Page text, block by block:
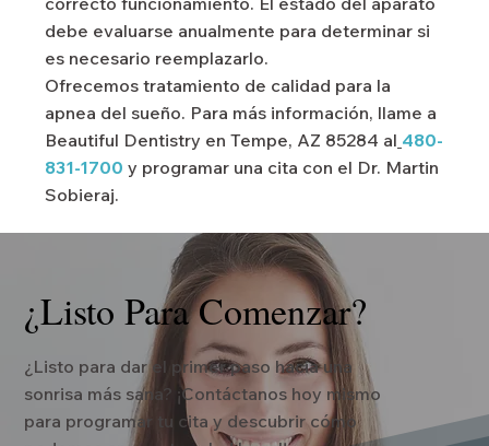
debe evaluarse anualmente para determinar si
es necesario reemplazarlo.
Ofrecemos tratamiento de calidad para la
apnea del sueño. Para más información, llame a
Beautiful Dentistry en Tempe, AZ 85284 al 480-
831-1700 y programar una cita con el Dr. Martin
Sobieraj.
¿Listo Para Comenzar?
¿Listo para dar el primer paso hacia una
sonrisa más sana? ¡Contáctanos hoy mismo
para programar tu cita y descubrir cómo